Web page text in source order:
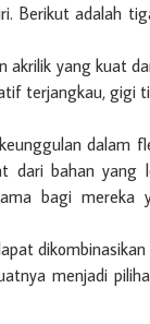
Berikut adalah
akrilik yang kuat
terjangkau, gigi
dalam
dari bahan yang
bagi mereka
menjadi